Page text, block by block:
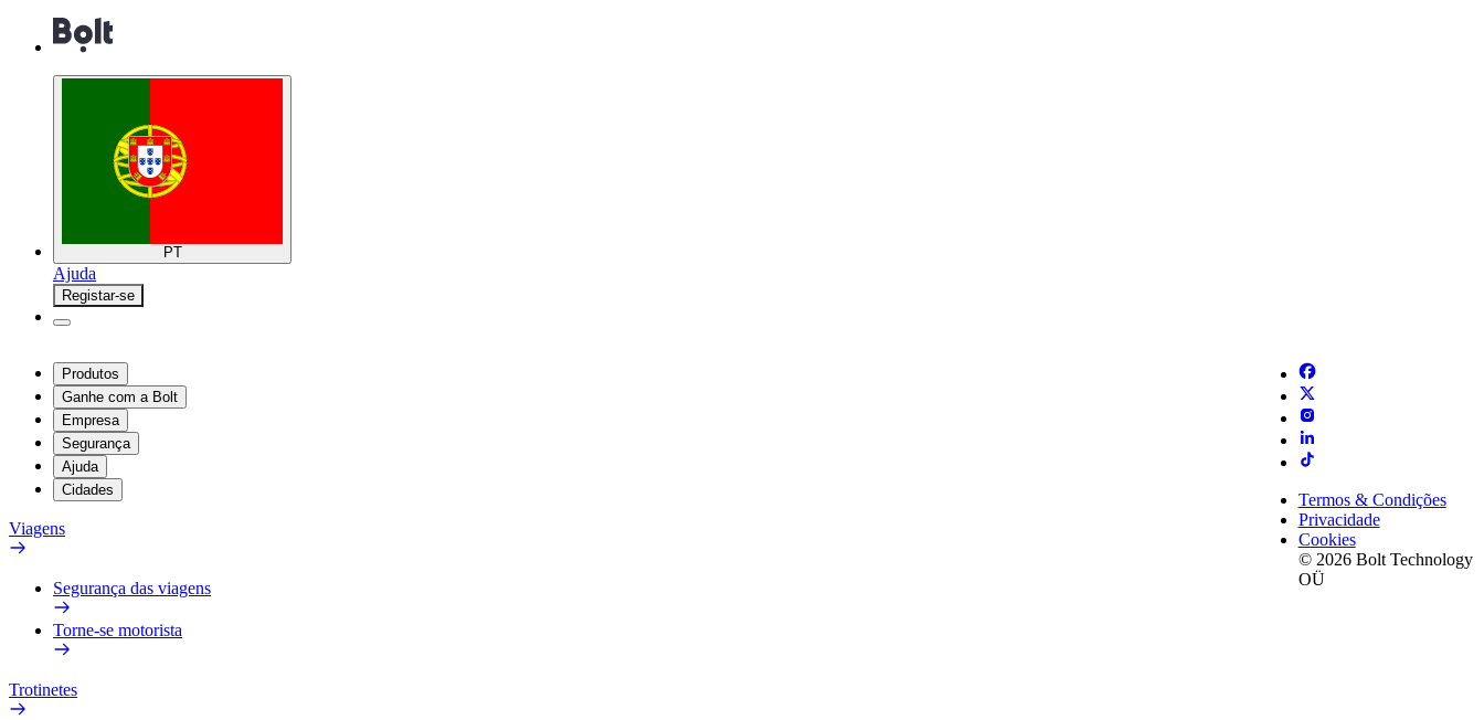
PT
Ajuda
Registar-se
Produtos
Ganhe com a Bolt
Empresa
Segurança
Ajuda
Cidades
Viagens
Segurança das viagens
Torne-se motorista
Trotinetes
Termos & Condições
Privacidade
Cookies
© 2026 Bolt Technology
OÜ